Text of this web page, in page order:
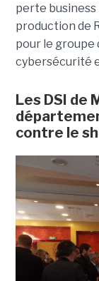
perte
production de
pour le groupe
cybersécurité
Les DSI de
contre le